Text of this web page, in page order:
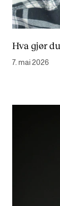
Hva gjør
7. mai 2026